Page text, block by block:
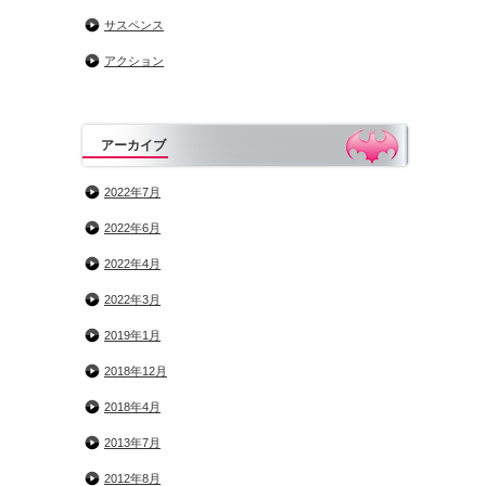
サスペンス
アクション
アーカイブ
2022年7月
2022年6月
2022年4月
2022年3月
2019年1月
2018年12月
2018年4月
2013年7月
2012年8月